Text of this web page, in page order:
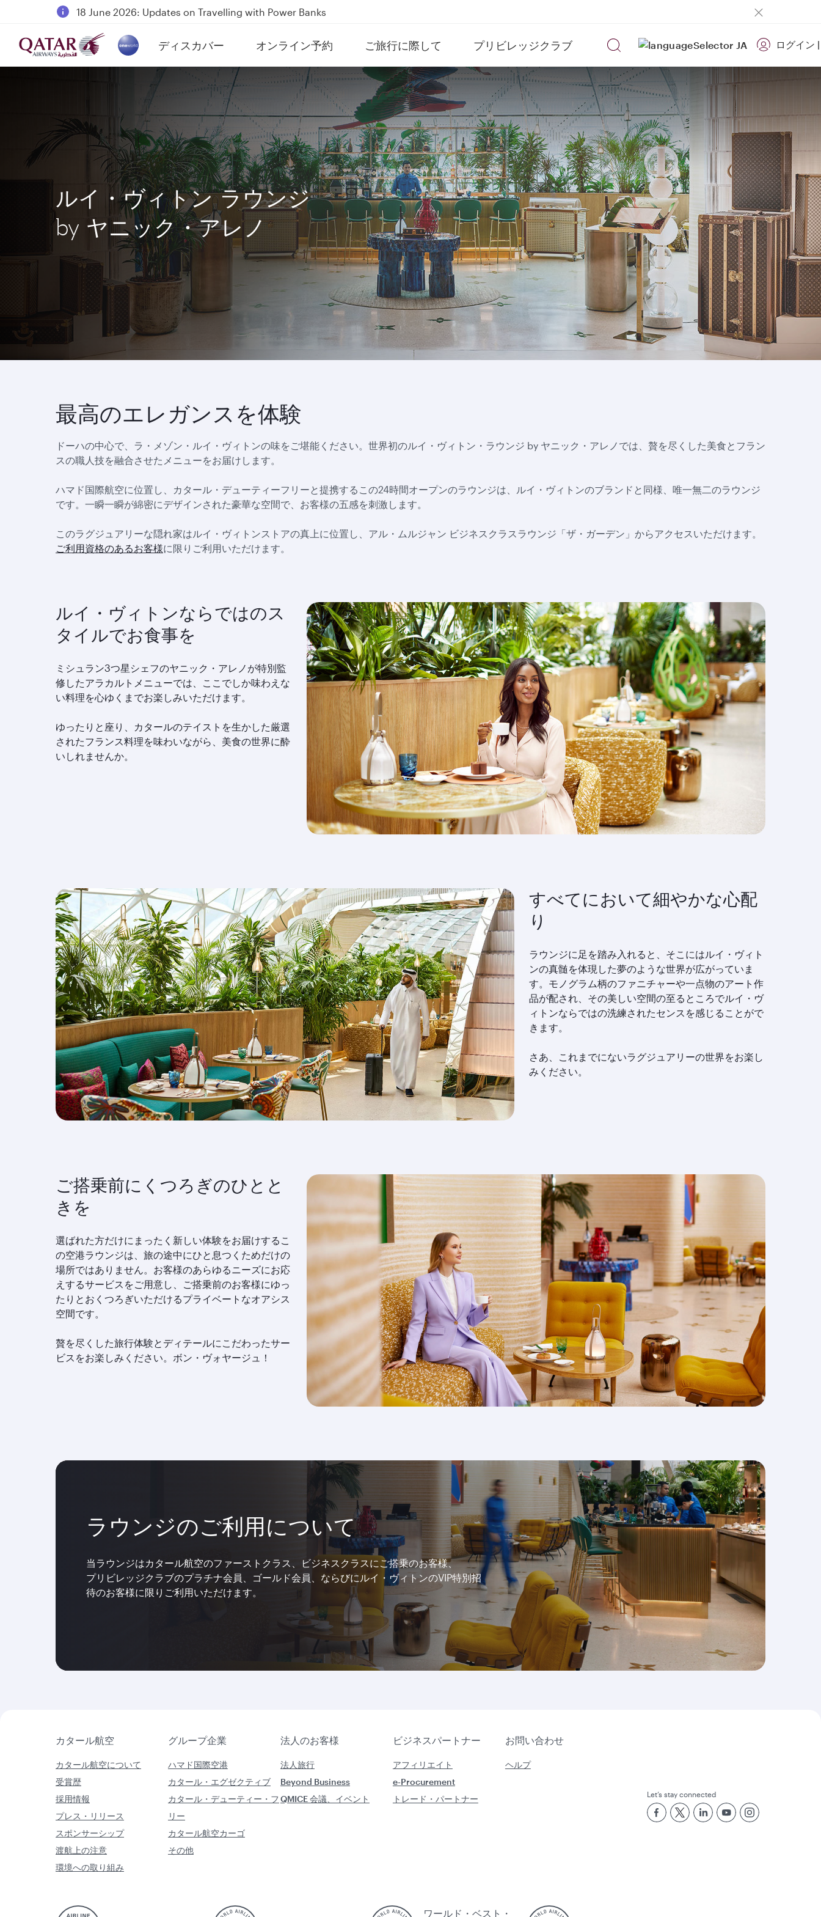
18 June 2026: Updates on Travelling with Power Banks
6 August 2026: Qatar Airways flight resumption to Bahrain (BAH), Erbil (EBL), and Kuwait (KWI)
Qatar Airways Expands Global Network to over 160 Destinations
ディスカバー
(active) オンライン予約 ご旅行に際して プリビレッジクラブ JA ログイン |
ルイ・ヴィトン ラウンジ
by ヤニック・アレノ
最高のエレガンスを体験
ドーハの中心で、ラ・メゾン・ルイ・ヴィトンの味をご堪能ください。世界初のルイ・ヴィトン・ラウンジ by ヤニック・アレノでは、贅を尽くした美食とフラン
スの職人技を融合させたメニューをお届けします。
ハマド国際航空に位置し、カタール・デューティーフリーと提携するこの24時間オープンのラウンジは、ルイ・ヴィトンのブランドと同様、唯一無二のラウンジ
です。一瞬一瞬が綿密にデザインされた豪華な空間で、お客様の五感を刺激します。
このラグジュアリーな隠れ家はルイ・ヴィトンストアの真上に位置し、アル・ムルジャン ビジネスクラスラウンジ「ザ・ガーデン」からアクセスいただけます。
ご利用資格のあるお客様に限りご利用いただけます。
ルイ・ヴィトンならではのス
タイルでお食事を
ミシュラン3つ星シェフのヤニック・アレノが特別監
修したアラカルトメニューでは、ここでしか味わえな
い料理を心ゆくまでお楽しみいただけます。
ゆったりと座り、カタールのテイストを生かした厳選
されたフランス料理を味わいながら、美食の世界に酔
いしれませんか。
すべてにおいて細やかな心配
り
ラウンジに足を踏み入れると、そこにはルイ・ヴィト
ンの真髄を体現した夢のような世界が広がっていま
す。モノグラム柄のファニチャーや一点物のアート作
品が配され、その美しい空間の至るところでルイ・ヴ
ィトンならではの洗練されたセンスを感じることがで
きます。
さあ、これまでにないラグジュアリーの世界をお楽し
みください。
ご搭乗前にくつろぎのひとと
きを
選ばれた方だけにまったく新しい体験をお届けするこ
の空港ラウンジは、旅の途中にひと息つくためだけの
場所ではありません。お客様のあらゆるニーズにお応
えするサービスをご用意し、ご搭乗前のお客様にゆっ
たりとおくつろぎいただけるプライベートなオアシス
空間です。
贅を尽くした旅行体験とディテールにこだわったサー
ビスをお楽しみください。ボン・ヴォヤージュ！
ラウンジのご利用について
当ラウンジはカタール航空のファーストクラス、ビジネスクラスにご搭乗のお客様、
プリビレッジクラブのプラチナ会員、ゴールド会員、ならびにルイ・ヴィトンのVIP特別招
待のお客様に限りご利用いただけます。
カタール航空 グループ企業 法人のお客様 ビジネスパートナー お問い合わせ
カタール航空について
受賞歴
採用情報
プレス・リリース
スポンサーシップ
渡航上の注意
環境への取り組み
ハマド国際空港
カタール・エグゼクティブ
カタール・デューティー・フ
リー
カタール航空カーゴ
その他
法人旅行
Beyond Business
QMICE 会議、イベント
アフィリエイト
e-Procurement
トレード・パートナー
ヘルプ
Let’s stay connected
ワールド・ベスト・